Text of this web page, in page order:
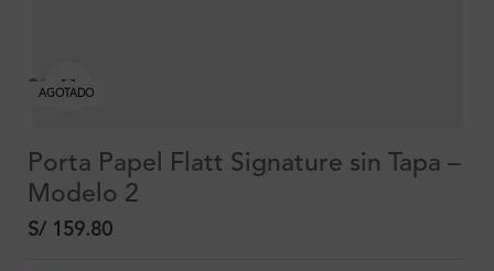
AGOTADO
Porta Papel Flatt Signature sin Tapa –
Modelo 2
S/ 159.80